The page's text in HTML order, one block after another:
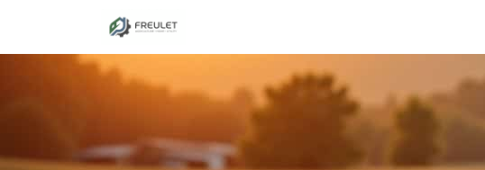
contenu